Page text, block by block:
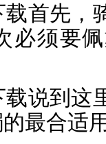
首先，
必须要
说到这
最合适